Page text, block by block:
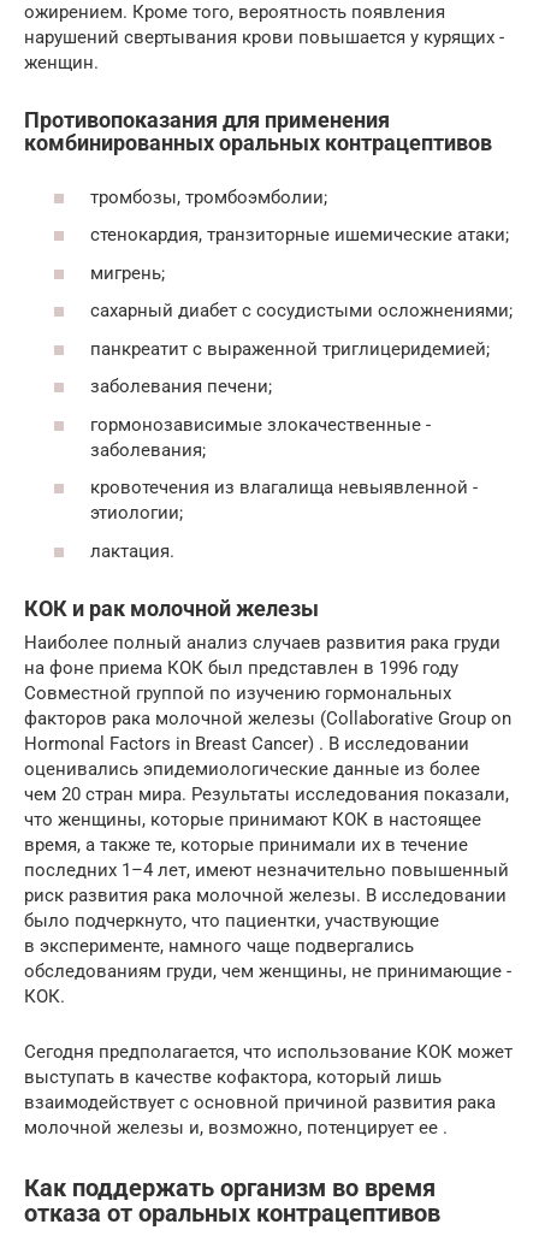
ожирением. Кроме того, вероятность появления
нарушений свертывания крови повышается у курящих ­
женщин.
Противопоказания для применения
комбинированных оральных контрацептивов
тромбозы, ­тромбоэмболии;
стенокардия, транзиторные ишемические ­атаки;
мигрень;
сахарный диабет с сосудистыми ­осложнениями;
панкреатит с выраженной ­триглицеридемией;
заболевания ­печени;
гормонозависимые злокачественные ­
заболевания;
кровотечения из влагалища невыявленной ­
этиологии;
лактация.
КОК и рак молочной железы
Наиболее полный анализ случаев развития рака груди
на фоне приема КОК был представлен в 1996 году
Совместной группой по изучению гормональных
факторов рака молочной железы (Collaborative Group on
Hormonal Factors in Breast Cancer) . В исследовании
оценивались эпидемиологические данные из более
чем 20 стран мира. Результаты исследования показали,
что женщины, которые принимают КОК в настоящее
время, а также те, которые принимали их в течение
последних 1–4 лет, имеют незначительно повышенный
риск развития рака молочной железы. В исследовании
было подчеркнуто, что пациентки, участвующие
в эксперименте, намного чаще подвергались
обследованиям груди, чем женщины, не принимающие ­
КОК.
Сегодня предполагается, что использование КОК может
выступать в качестве кофактора, который лишь
взаимодействует с основной причиной развития рака
молочной железы и, возможно, потенцирует ее .
Как поддержать организм во время
отказа от оральных контрацептивов